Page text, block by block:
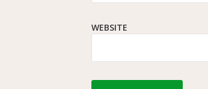
WEBSITE